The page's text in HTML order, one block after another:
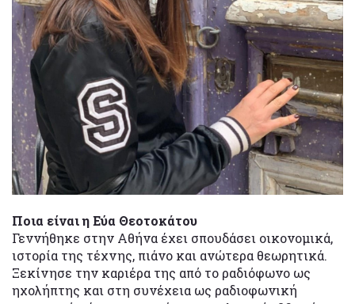
Ποια είναι η Εύα Θεοτοκάτου
Γεννήθηκε στην Αθήνα έχει σπουδάσει οικονομικά,
ιστορία της τέχνης, πιάνο και ανώτερα θεωρητικά.
Ξεκίνησε την καριέρα της από το ραδιόφωνο ως
ηχολήπτης και στη συνέχεια ως ραδιοφωνική